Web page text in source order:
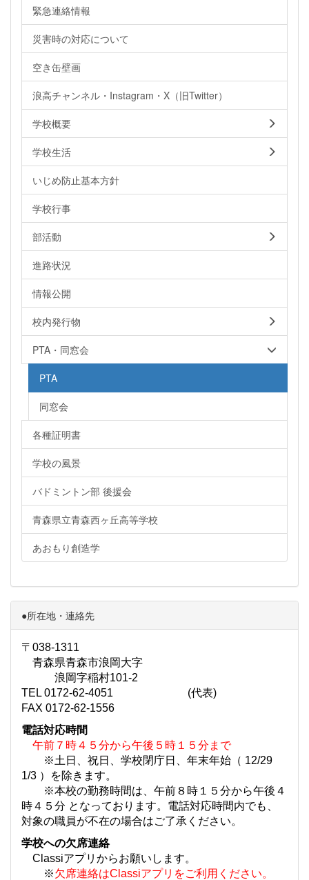
緊急連絡情報
災害時の対応について
空き缶壁画
浪高チャンネル・Instagram・X（旧Twitter）
学校概要
学校生活
いじめ防止基本方針
学校行事
部活動
進路状況
情報公開
校内発行物
PTA・同窓会
PTA
同窓会
各種証明書
学校の風景
バドミントン部 後援会
青森県立青森西ヶ丘高等学校
あおもり創造学
●所在地・連絡先
〒038-1311
青森県青森市浪岡大字
浪岡字稲村101-2
TEL 0172-62-4051 (代表)
FAX 0172-62-1556
電話対応時間
午前７時４５分から午後５時１５分まで
※土日、祝日、学校閉庁日、年末年始（ 12/29
1/3 ）を除きます。
※本校の勤務時間は、午前８時１５分から午後４
時４５分 となっております。電話対応時間内でも、
対象の職員が不在の場合はご了承ください。
学校への欠席連絡
Classiアプリからお願いします。
※欠席連絡はClassiアプリをご利用ください。